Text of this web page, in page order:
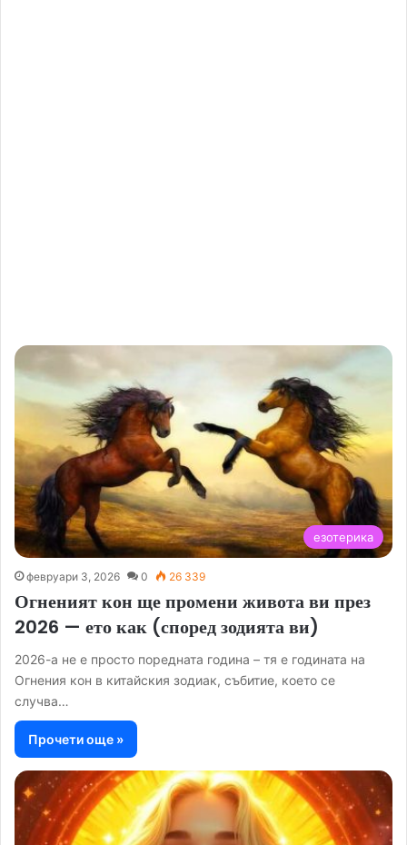
езотерика
февруари 3, 2026 0 26 339
Огненият кон ще промени живота ви през
2026 — ето как (според зодията ви)
2026-а не е просто поредната година – тя е годината на
Огнения кон в китайския зодиак, събитие, което се
случва…
Прочети още »